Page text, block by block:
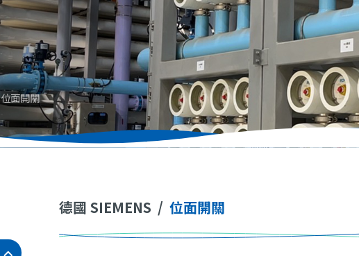
位面開關
德國 SIEMENS / 位面開關